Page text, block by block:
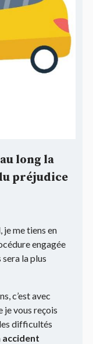
long la
préjudice
me tiens en
engagée
sera la plus
c’est avec
je vous reçois
difficultés
accident